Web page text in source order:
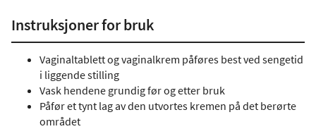
Instruksjoner for bruk
Vaginaltablett og vaginalkrem påføres best ved sengetid
i liggende stilling
Vask hendene grundig før og etter bruk
Påfør et tynt lag av den utvortes kremen på det berørte
området